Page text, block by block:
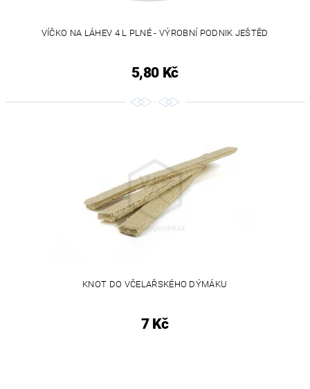
VÍČKO NA LÁHEV 4 L PLNÉ - VÝROBNÍ PODNIK JEŠTĚD
5,80 Kč
KNOT DO VČELAŘSKÉHO DÝMÁKU
7 Kč